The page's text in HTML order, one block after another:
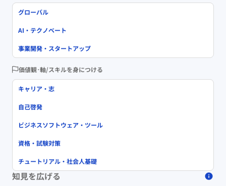
グローバル
AI・テクノベート
事業開発・スタートアップ
価値観･軸/スキルを身につける
キャリア・志
自己啓発
ビジネスソフトウェア・ツール
資格・試験対策
チュートリアル・社会人基礎
知見を広げる